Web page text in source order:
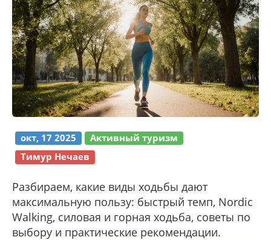
окт, 17 2025
Активный туризм
Тимур Нечаев
Разбираем, какие виды ходьбы дают
максимальную пользу: быстрый темп, Nordic
Walking, силовая и горная ходьба, советы по
выбору и практические рекомендации.